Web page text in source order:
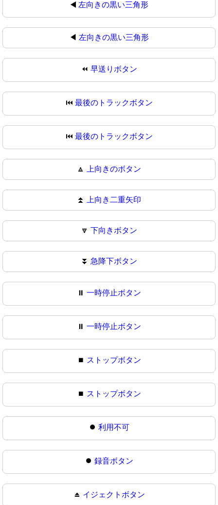
◀️ 左向きの黒い三角形
◀ 左向きの黒い三角形
⏪ 早送りボタン
⏮️ 最後のトラックボタン
⏮ 最後のトラックボタン
🔼 上向きのボタン
⏫ 上向き二重矢印
🔽 下向きボタン
⏬ 急降下ボタン
⏸️ 一時停止ボタン
⏸ 一時停止ボタン
⏹️ ストップボタン
⏹ ストップボタン
⏺️ 利用不可
⏺ 録音ボタン
⏏️ イジェクトボタン